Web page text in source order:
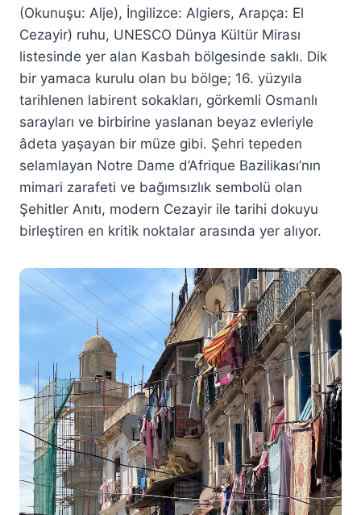
(Okunuşu: Alje), İngilizce: Algiers, Arapça: El
Cezayir) ruhu, UNESCO Dünya Kültür Mirası
listesinde yer alan Kasbah bölgesinde saklı. Dik
bir yamaca kurulu olan bu bölge; 16. yüzyıla
tarihlenen labirent sokakları, görkemli Osmanlı
sarayları ve birbirine yaslanan beyaz evleriyle
âdeta yaşayan bir müze gibi. Şehri tepeden
selamlayan Notre Dame d’Afrique Bazilikası’nın
mimari zarafeti ve bağımsızlık sembolü olan
Şehitler Anıtı, modern Cezayir ile tarihi dokuyu
birleştiren en kritik noktalar arasında yer alıyor.